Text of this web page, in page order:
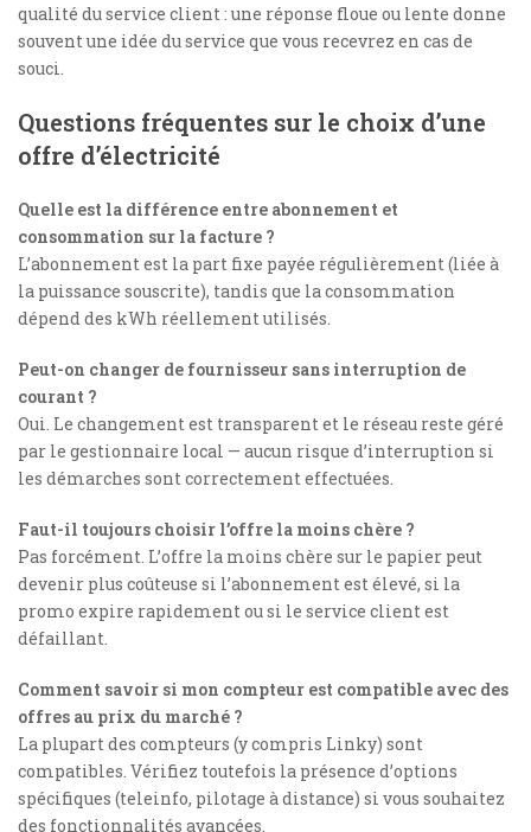
qualité du service client : une réponse floue ou lente donne
souvent une idée du service que vous recevrez en cas de
souci.
Questions fréquentes sur le choix d’une
offre d’électricité
Quelle est la différence entre abonnement et
consommation sur la facture ?
L’abonnement est la part fixe payée régulièrement (liée à
la puissance souscrite), tandis que la consommation
dépend des kWh réellement utilisés.
Peut-on changer de fournisseur sans interruption de
courant ?
Oui. Le changement est transparent et le réseau reste géré
par le gestionnaire local — aucun risque d’interruption si
les démarches sont correctement effectuées.
Faut-il toujours choisir l’offre la moins chère ?
Pas forcément. L’offre la moins chère sur le papier peut
devenir plus coûteuse si l’abonnement est élevé, si la
promo expire rapidement ou si le service client est
défaillant.
Comment savoir si mon compteur est compatible avec des
offres au prix du marché ?
La plupart des compteurs (y compris Linky) sont
compatibles. Vérifiez toutefois la présence d’options
spécifiques (teleinfo, pilotage à distance) si vous souhaitez
des fonctionnalités avancées.